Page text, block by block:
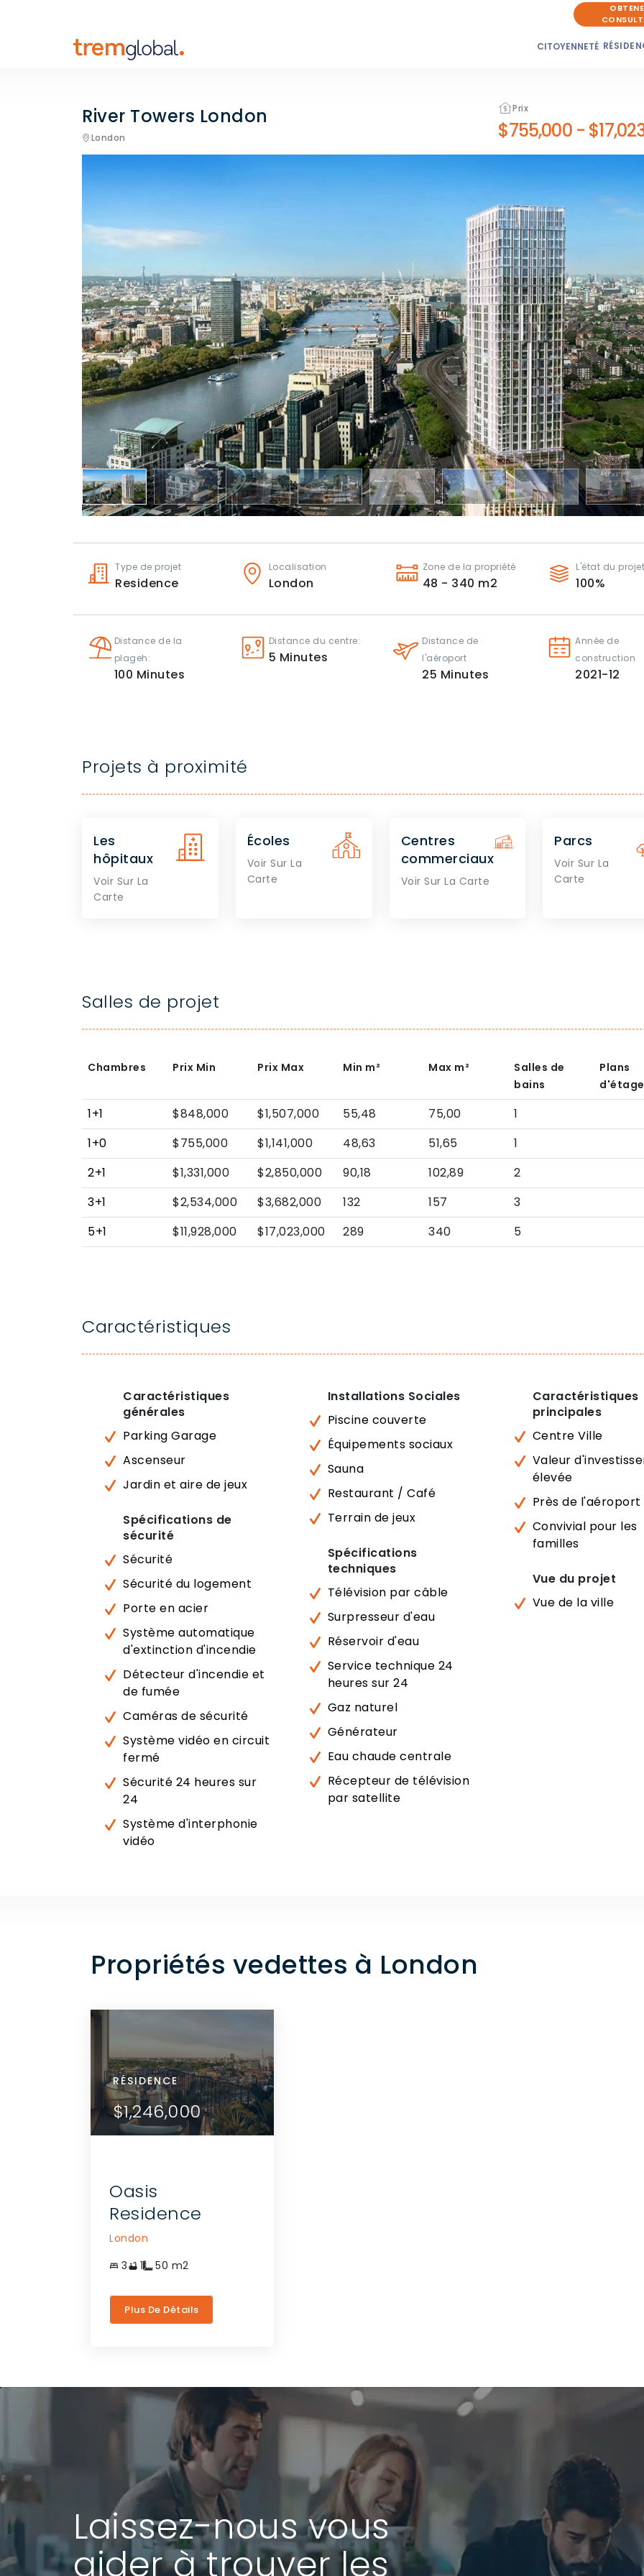
CITOYENNETÉ
River Towers London
London
Prix
$755,000 -
Type de projet
Residence
Localisation
London
Zone de la propriété
48 - 340 m2
L'état du projet
100%
Distance de la
plageh:
100 Minutes
Distance du centre:
5 Minutes
Distance de
l'aéroport
25 Minutes
Année de
construction
2021-12
Projets à proximité
Les
hôpitaux
Voir Sur La
Carte
Écoles
Voir Sur La
Carte
Centres
commerciaux
Voir Sur La Carte
Parcs
Voir Sur La
Carte
Salles de projet
Chambres Prix Min Prix Max Min m² Max m²
Salles de
bains
Plans
d'étage
1+1 $848,000 $1,507,000 55,48 75,00
1
1+0
$755,000 $1,141,000 48,63 51,65
1
2+1
$1,331,000 $2,850,000 90,18 102,89
2
3+1
$2,534,000 $3,682,000 132 157
3
5+1
$11,928,000 $17,023,000 289 340 5
Caractéristiques
Caractéristiques
générales
Parking Garage
Ascenseur
Jardin et aire de jeux
Spécifications de
sécurité
Sécurité
Sécurité du logement
Porte en acier
Système automatique
d'extinction d'incendie
Détecteur d'incendie et
de fumée
Caméras de sécurité
Système vidéo en circuit
fermé
Sécurité 24 heures sur
24
Système d'interphonie
vidéo
Installations Sociales
Piscine couverte
Équipements sociaux
Sauna
Restaurant / Café
Terrain de jeux
Spécifications
techniques
Télévision par câble
Surpresseur d'eau
Réservoir d'eau
Service technique 24
heures sur 24
Gaz naturel
Générateur
Eau chaude centrale
Récepteur de télévision
par satellite
Caractéristiques
principales
Centre Ville
Valeur
élevée
Près de l'aéroport
Convivial pour les
familles
Vue du projet
Vue de la ville
Propriétés vedettes à London
RÉSIDENCE
$1,246,000
Oasis
Residence
London
3
1 50 m2
Plus De Détails
Laissez-nous vous
aider à trouver les